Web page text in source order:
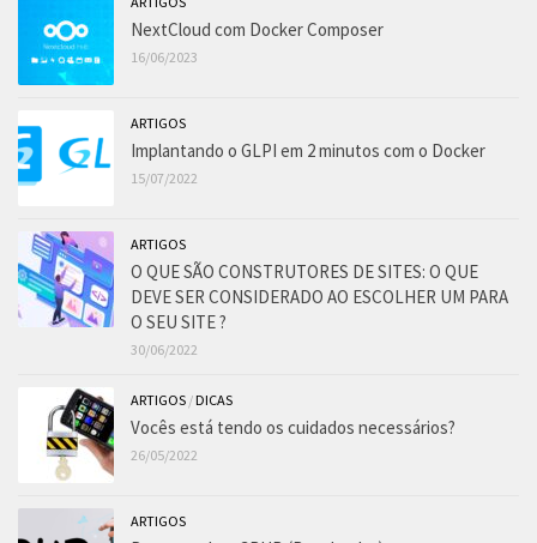
NextCloud com Docker Composer
16/06/2023
ARTIGOS
Implantando o GLPI em 2 minutos com o Docker
15/07/2022
ARTIGOS
O QUE SÃO CONSTRUTORES DE SITES: O QUE
DEVE SER CONSIDERADO AO ESCOLHER UM PARA
O SEU SITE ?
30/06/2022
ARTIGOS /DICAS
Vocês está tendo os cuidados necessários?
26/05/2022
ARTIGOS